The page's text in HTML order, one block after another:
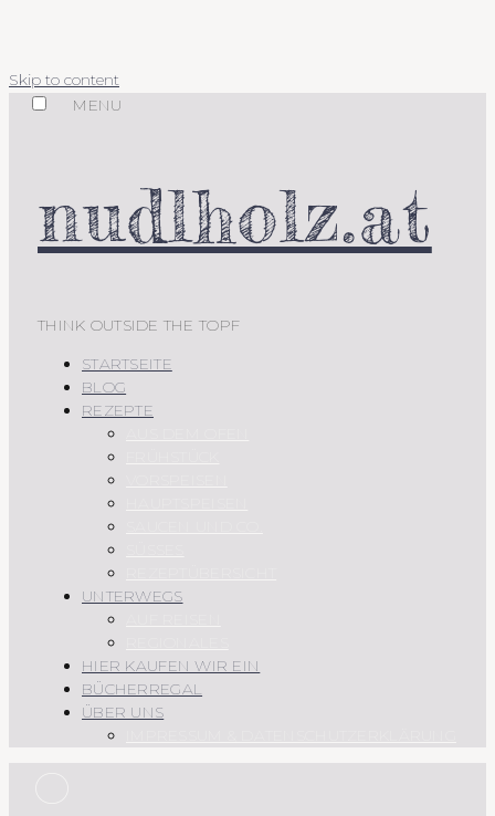
Skip to content
MENU
nudlholz.at
THINK OUTSIDE THE TOPF
STARTSEITE
BLOG
REZEPTE
UNTERWEGS
HIER KAUFEN WIR EIN
BÜCHERREGAL
ÜBER UNS